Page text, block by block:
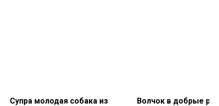
Супра молодая собака из
Волчок в добрые